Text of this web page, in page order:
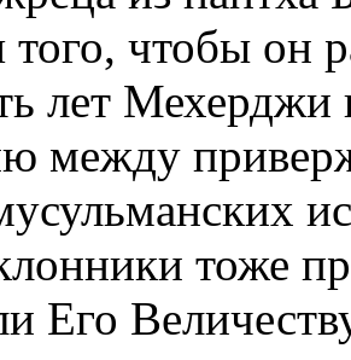
того, чтобы он
лет Мехерджи
между
тоже
Его